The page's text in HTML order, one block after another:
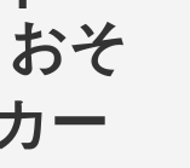
そ
ー